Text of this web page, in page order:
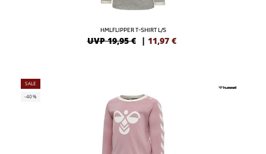
HMLFLIPPER T-SHIRT L/S
UVP 19,95 € | 11,97 €
SALE
-40%